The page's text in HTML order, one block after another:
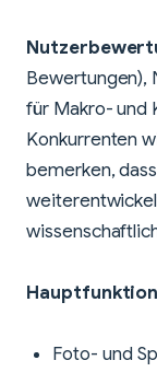
Bewertungen),
für Makro- und
Konkurrenten
bemerken,
Foto- und